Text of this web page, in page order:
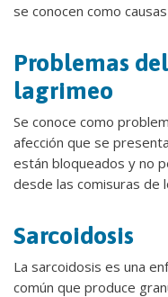
se conocen como
Problemas
lagrimeo
Se conoce como
afección que se
están bloqueados y no
desde las comisuras de
Sarcoidosis
La sarcoidosis es una
común que produce